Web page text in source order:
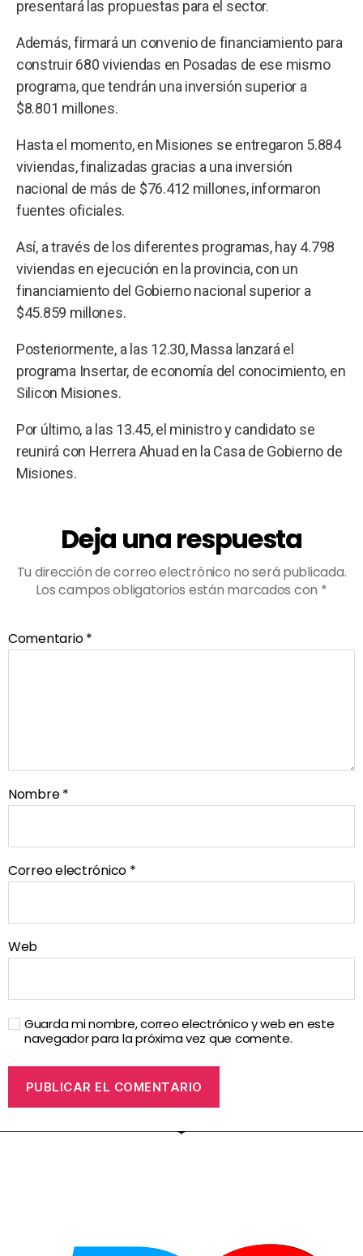
presentará las propuestas para el sector.
Además, firmará un convenio de financiamiento para
construir 680 viviendas en Posadas de ese mismo
programa, que tendrán una inversión superior a
$8.801 millones.
Hasta el momento, en Misiones se entregaron 5.884
viviendas, finalizadas gracias a una inversión
nacional de más de $76.412 millones, informaron
fuentes oficiales.
Así, a través de los diferentes programas, hay 4.798
viviendas en ejecución en la provincia, con un
financiamiento del Gobierno nacional superior a
$45.859 millones.
Posteriormente, a las 12.30, Massa lanzará el
programa Insertar, de economía del conocimiento, en
Silicon Misiones.
Por último, a las 13.45, el ministro y candidato se
reunirá con Herrera Ahuad en la Casa de Gobierno de
Misiones.
Deja una respuesta
Tu dirección de correo electrónico no será publicada.
Los campos obligatorios están marcados con *
Comentario*
Nombre*
Correo electrónico *
Web
Guarda mi nombre, correo electrónico y web en este
navegador para la próxima vez que comente.